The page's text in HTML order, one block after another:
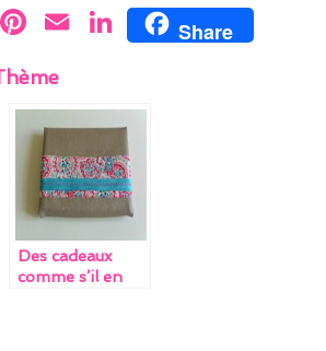
T
w
Pi
er
es
t
E
l
Li
e
dI
n
Share
Des cadeaux
comme s’il en